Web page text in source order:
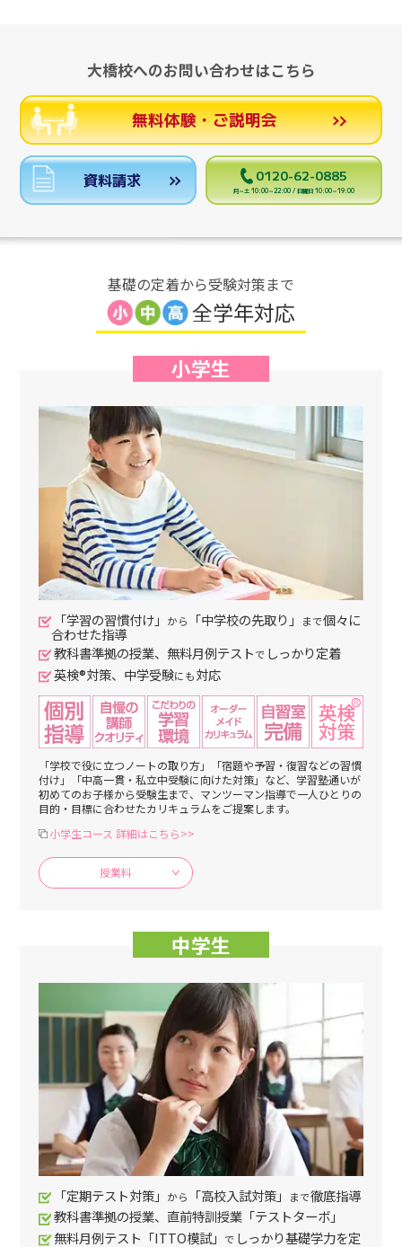
大橋校へのお問い合わせはこちら
無料体験・ご説明会
資料請求 0120-62-0885
月～土 10:00～22:00 / 日曜日 10:00～19:00
基礎の定着から受験対策まで
全学年対応
小学生
「学習の習慣付け」 から 「中学校の先取り」 まで個々に
合わせた指導
教科書準拠の授業、無料月例テストで しっかり定着
英検®対策、中学受験にも対応
「学校で役に立つノートの取り方」「宿題や予習・復習などの習慣
付け」「中高一貫・私立中受験に向けた対策」など、学習塾通いが
初めてのお子様から受験生まで、マンツーマン指導で一人ひとりの
目的・目標に合わせたカリキュラムをご提案します。
小学生コース 詳細はこちら>>
授業料
中学生
「定期テスト対策」 から 「高校入試対策」 まで徹底指導
教科書準拠の授業、直前特訓授業「テストターボ」
無料月例テスト「ITTO模試」 で しっかり基礎学力を定